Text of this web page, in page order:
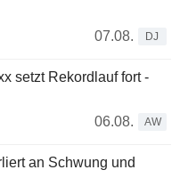
07.08.
DJ
setzt Rekordlauf fort -
06.08.
AW
an Schwung und